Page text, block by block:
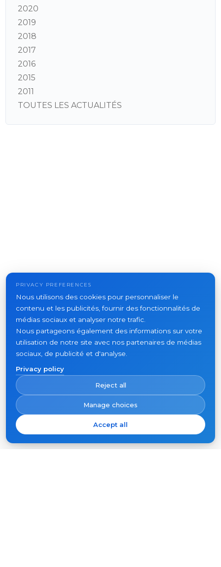
2020
2019
2018
2017
2016
2015
2011
TOUTES LES ACTUALITÉS
PRIVACY PREFERENCES
Nous utilisons des cookies pour personnaliser le
contenu et les publicités, fournir des fonctionnalités de
médias sociaux et analyser notre trafic.
Nous partageons également des informations sur votre
utilisation de notre site avec nos partenaires de médias
sociaux, de publicité et d'analyse.
Privacy policy
Reject all
Manage choices
Accept all